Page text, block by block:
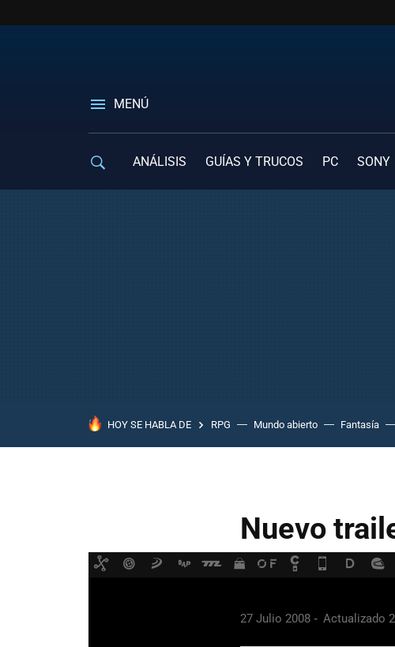
MENÚ
ANÁLISIS GUÍAS Y TRUCOS PC SONY
HOY SE HABLA DE RPG Mundo abierto Fantasía
Nuevo
9 comentarios
27 Julio 2008 Actualizado